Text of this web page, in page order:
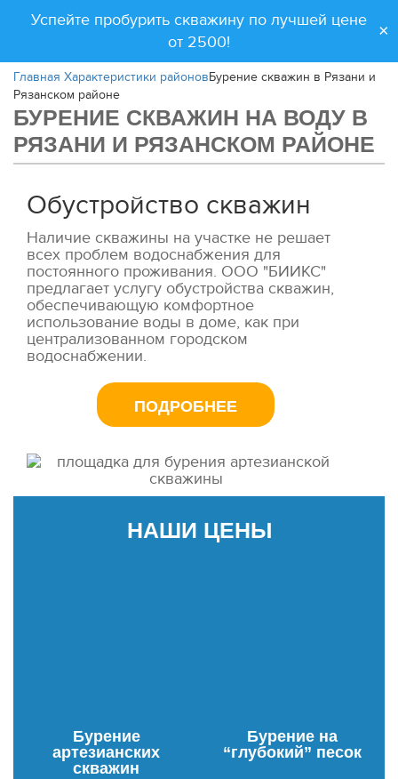
Успейте пробурить скважину по лучшей цене
от 2500!
×
Главная Характеристики районовБурение скважин в Рязани и
Рязанском районе
БУРЕНИЕ СКВАЖИН НА ВОДУ В
РЯЗАНИ И РЯЗАНСКОМ РАЙОНЕ
Обустройство скважин
Наличие скважины на участке не решает
всех проблем водоснабжения для
постоянного проживания. ООО "БИИКС"
предлагает услугу обустройства скважин,
обеспечивающую комфортное
использование воды в доме, как при
централизованном городском
водоснабжении.
ПОДРОБНЕЕ
НАШИ ЦЕНЫ
Бурение
артезианских
скважин
Бурение на
“глубокий” песок